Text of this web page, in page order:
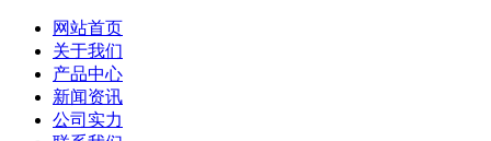
网站首页
关于我们
产品中心
新闻资讯
公司实力